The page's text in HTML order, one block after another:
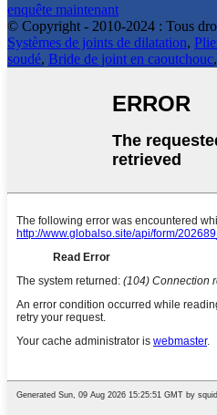
enquête maintenant
© Copyright - 2010-2024 : Tous
Systèmes de joints de dilatation,
soudé, Bride de joint en caoutchouc,